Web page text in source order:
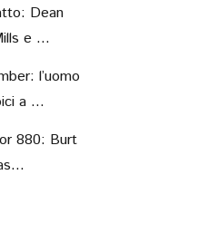
Dean
e ...
l’uomo
a ...
880: Burt